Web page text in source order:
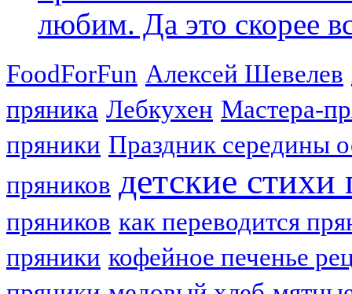
любим. Да это скорее
FoodForFun Алексей Шевелев
пряника Лебкухен Мастера-
пряники Праздник середины
пряников детские
пряников как переводится
пряники кофейное печенье